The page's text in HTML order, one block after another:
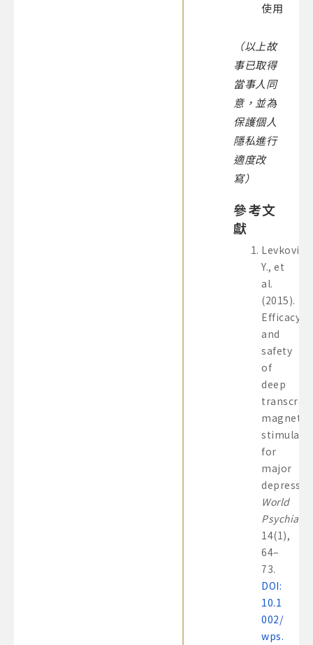
使用
（以上故
事已取得
當事人同
意，並為
保護個人
隱私進行
適度改
寫）
參考文
獻
Levkovitz,
Y., et
al.
(2015).
Efficacy
and
safety
of
deep
magnetic
for
major
World
Psychiatry
14(1),
64–
73.
DOI:
10.1
002/
wps.